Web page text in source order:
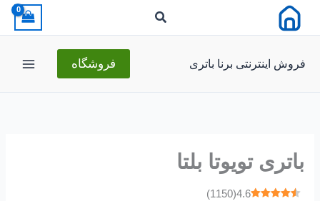
فروش اینترنتی برنا باتری فروشگاه
باتری تویوتا بلتا
4.6
(
1150
)